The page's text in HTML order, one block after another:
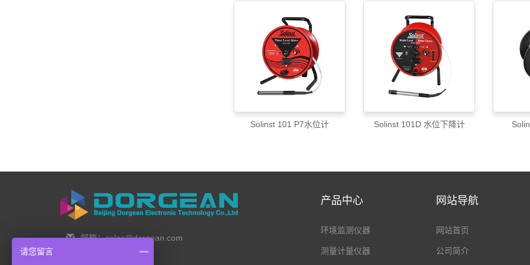
Solinst 101 P7水位计 Solinst 101D 水位下降计
邮箱：sales@dorgean.com
产品中心
环境监测仪器
测量计量仪器
网站导航
网站首页
公司简介
请您留言